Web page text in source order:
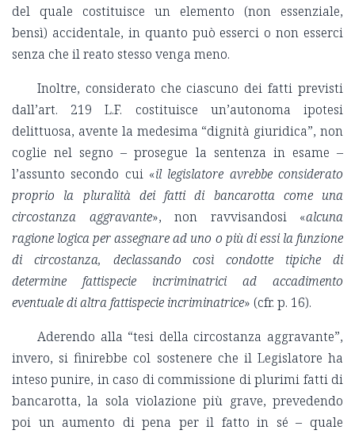
del quale costituisce un elemento (non essenziale,
bensì) accidentale, in quanto può esserci o non esserci
senza che il reato stesso venga meno.
Inoltre, considerato che ciascuno dei fatti previsti
dall’art. 219 L.F. costituisce un’autonoma ipotesi
delittuosa, avente la medesima “dignità giuridica”, non
coglie nel segno – prosegue la sentenza in esame –
l’assunto secondo cui «il legislatore avrebbe considerato
proprio la pluralità dei fatti di bancarotta come una
circostanza aggravante», non ravvisandosi «alcuna
ragione logica per assegnare ad uno o più di essi la funzione
di circostanza, declassando così condotte tipiche di
determine fattispecie incriminatrici ad accadimento
eventuale di altra fattispecie incriminatrice» (cfr. p. 16).
Aderendo alla “tesi della circostanza aggravante”,
invero, si finirebbe col sostenere che il Legislatore ha
inteso punire, in caso di commissione di plurimi fatti di
bancarotta, la sola violazione più grave, prevedendo
poi un aumento di pena per il fatto in sé – quale